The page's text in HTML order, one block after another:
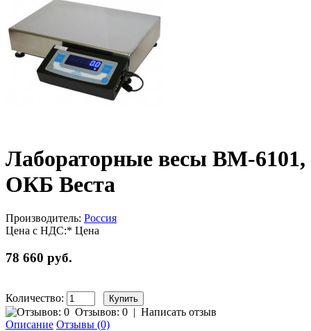
Лабораторные весы ВМ-6101,
ОКБ Веста
Производитель: Россия
Цена с НДС:* Цена
78 660 руб.
Количество:
Отзывов: 0 | Написать отзыв
Описание Отзывы (0)